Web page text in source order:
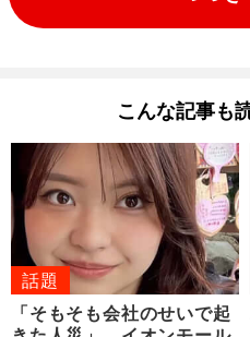
こんな記事も
話題
「そもそも会社のせいで起